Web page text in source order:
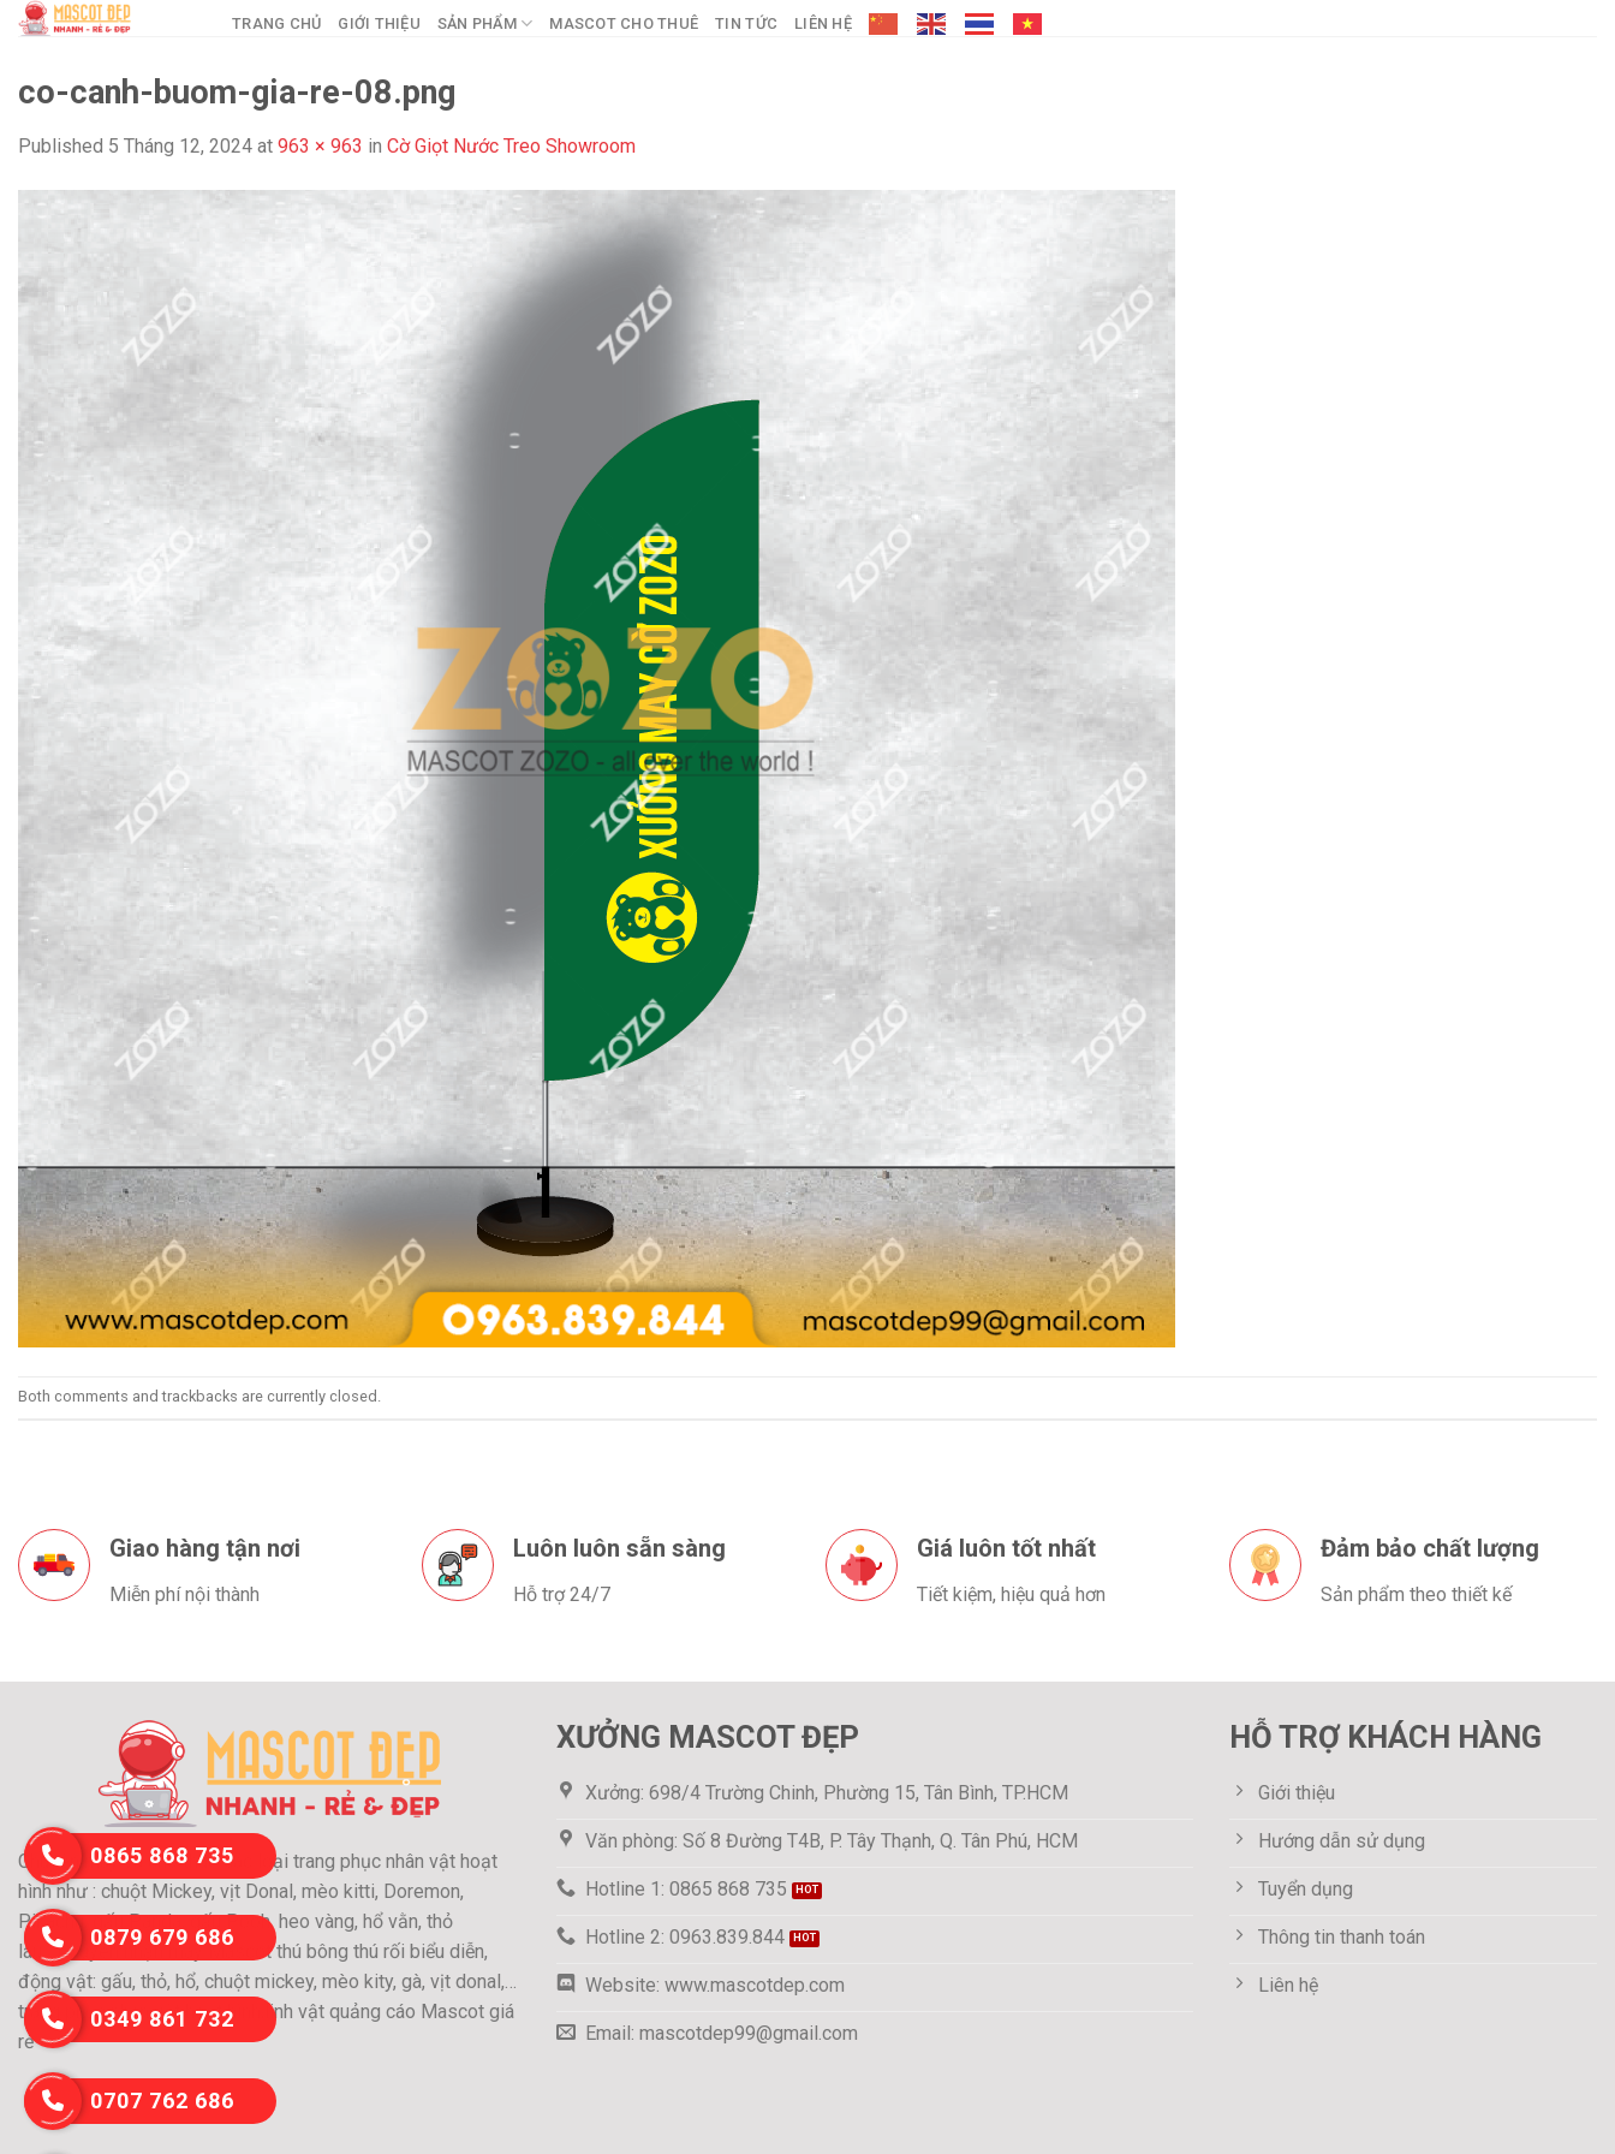
Skip
TRANG CHỦ GIỚI THIỆU SẢN PHẨM MASCOT CHO THUÊ TIN TỨC LIÊN HỆ
co-canh-buom-gia-re-08.png
Published 5 Tháng 12, 2024 at 963 × 963 in Cờ Giọt Nước Treo Showroom
Both comments and trackbacks are currently closed.
Giao hàng tận nơi
Miễn phí nội thành
Luôn luôn sẵn sàng
Hỗ trợ 24/7
Giá luôn tốt nhất
Tiết kiệm, hiệu quả hơn
Đảm bảo chất lượng
Sản phẩm theo thiết kế
Chuyên may và cho thuê các loại trang phục nhân vật hoạt
hình như : chuột Mickey, vịt Donal, mèo kitti, Doremon,
Pikachu, gấu Panda, gấu Pooh, heo vàng, hổ vằn, thỏ
láu….Chuyên nhận may Mascot thú bông thú rối biểu diễn,
động vật: gấu, thỏ, hổ, chuột mickey, mèo kity, gà, vịt donal,…
trang phục nhân vật hoạt hình,linh vật quảng cáo Mascot giá
rẻ
XƯỞNG MASCOT ĐẸP
Xưởng: 698/4 Trường Chinh, Phường 15, Tân Bình, TP.HCM
Văn phòng: Số 8 Đường T4B, P. Tây Thạnh, Q. Tân Phú, HCM
Hotline 1: 0865 868 735
Hotline 2: 0963.839.844
Website: www.mascotdep.com
Email: mascotdep99@gmail.com
HỖ TRỢ KHÁCH HÀNG
Giới thiệu
Hướng dẫn sử dụng
Tuyển dụng
Thông tin thanh toán
Liên hệ
0865 868 735
0879 679 686
0349 861 732
0707 762 686